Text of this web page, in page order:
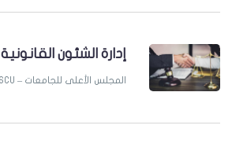
إدارة الشئون القانونية
SCU – المجلس الأعلى للجامعات